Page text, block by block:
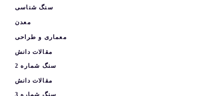
سنگ شناسی
معدن
معماری و طراحی
مقالات دانش
سنگ شماره 2
مقالات دانش
سنگ شماره 3